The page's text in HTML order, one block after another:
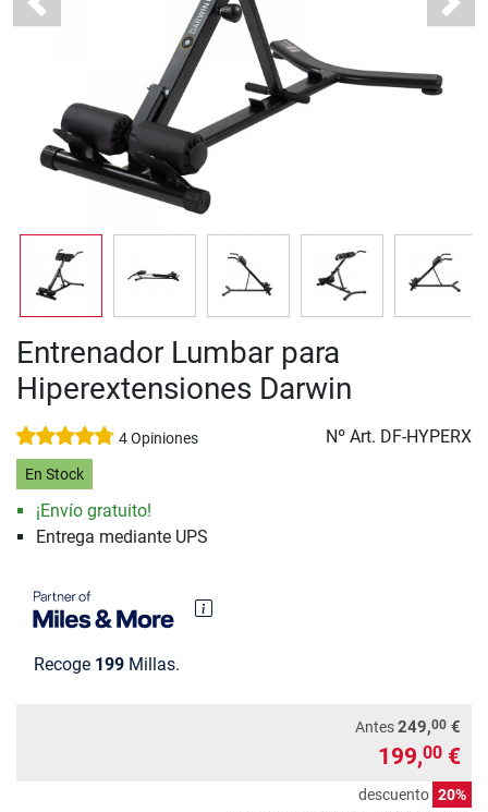
Previous Next
Entrenador Lumbar para
Hiperextensiones Darwin
4 Opiniones Nº Art. DF-HYPERX
En Stock
¡Envío gratuito!
Entrega mediante UPS
Recoge 199 Millas.
Antes249,00 €
199,00 €
descuento 20%